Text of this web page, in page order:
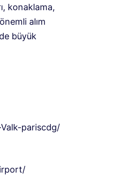
konaklama,
alım
büyük
pariscdg/